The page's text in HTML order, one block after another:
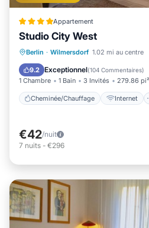
Appartement
Studio City West
Berlin · Wilmersdorf 1.02 mi au centre
9.2 Exceptionnel(104 Commentaires)
1 Chambre 1 Bain 3 Invités 279.86 pi²
Cheminée/Chauffage Internet
Cheminée/Chauffage
Adapté aux enfants
€42/nuit
7 nuits - €296